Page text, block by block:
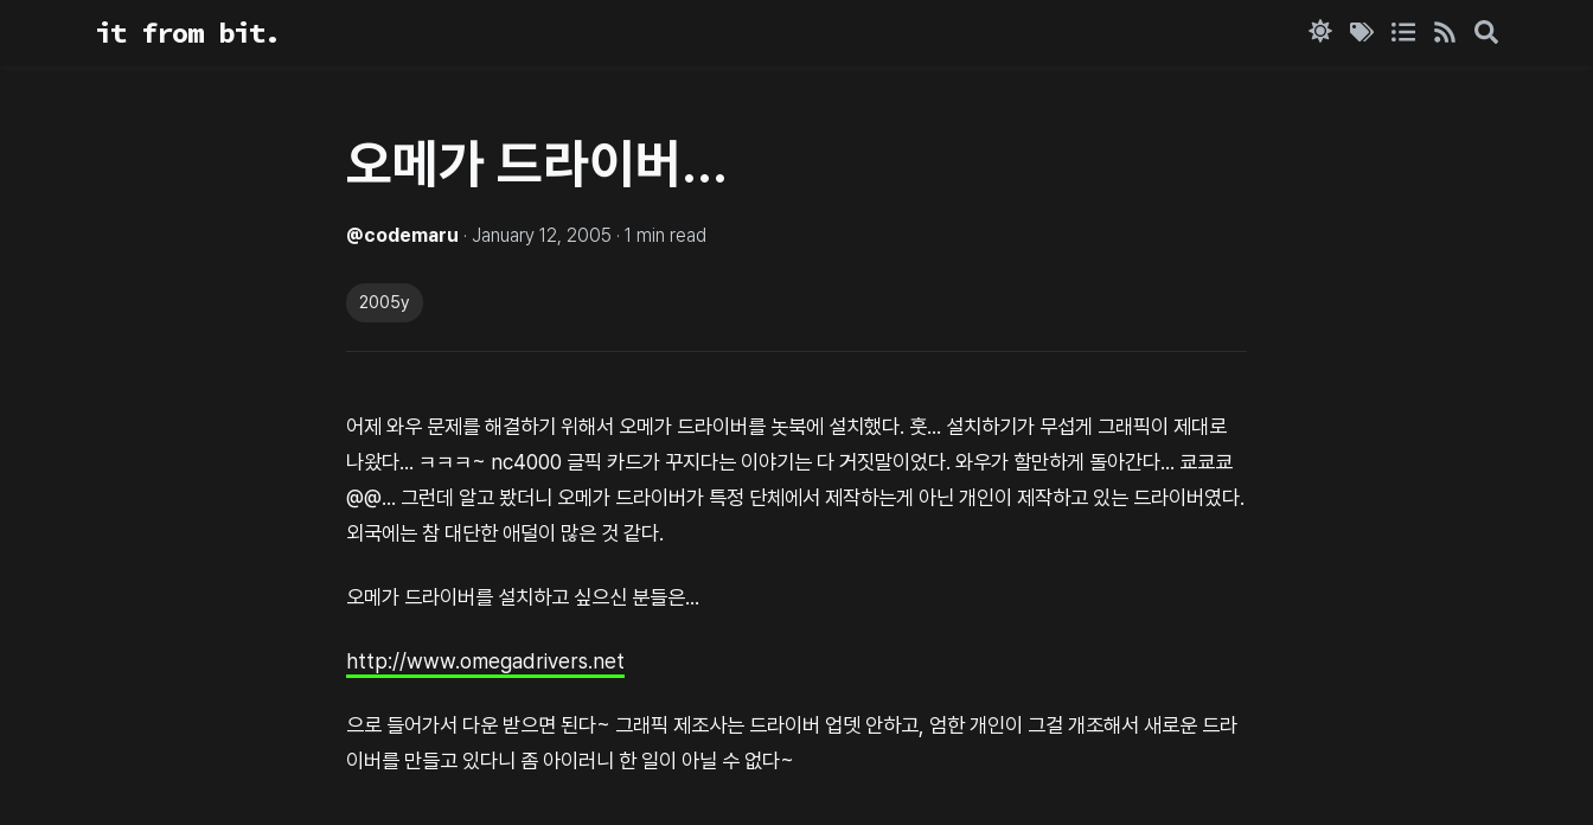
it from bit.
오메가 드라이버...
@codemaru · January 12, 2005 · 1 min read
2005y
어제 와우 문제를 해결하기 위해서 오메가 드라이버를 놋북에 설치했다. 훗... 설치하기가 무섭게 그래픽이 제대로
나왔다... ㅋㅋㅋ~ nc4000 글픽 카드가 꾸지다는 이야기는 다 거짓말이었다. 와우가 할만하게 돌아간다... 쿄쿄쿄
@@... 그런데 알고 봤더니 오메가 드라이버가 특정 단체에서 제작하는게 아닌 개인이 제작하고 있는 드라이버였다.
외국에는 참 대단한 애덜이 많은 것 같다.
오메가 드라이버를 설치하고 싶으신 분들은...
http://www.omegadrivers.net
으로 들어가서 다운 받으면 된다~ 그래픽 제조사는 드라이버 업뎃 안하고, 엄한 개인이 그걸 개조해서 새로운 드라
이버를 만들고 있다니 좀 아이러니 한 일이 아닐 수 없다~